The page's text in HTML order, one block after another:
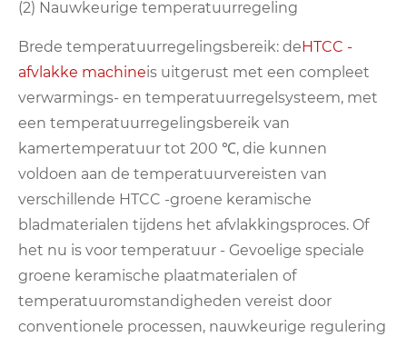
(2) Nauwkeurige temperatuurregeling
Brede temperatuurregelingsbereik: deHTCC -
afvlakke machineis uitgerust met een compleet
verwarmings- en temperatuurregelsysteem, met
een temperatuurregelingsbereik van
kamertemperatuur tot 200 ℃, die kunnen
voldoen aan de temperatuurvereisten van
verschillende HTCC -groene keramische
bladmaterialen tijdens het afvlakkingsproces. Of
het nu is voor temperatuur - Gevoelige speciale
groene keramische plaatmaterialen of
temperatuuromstandigheden vereist door
conventionele processen, nauwkeurige regulering